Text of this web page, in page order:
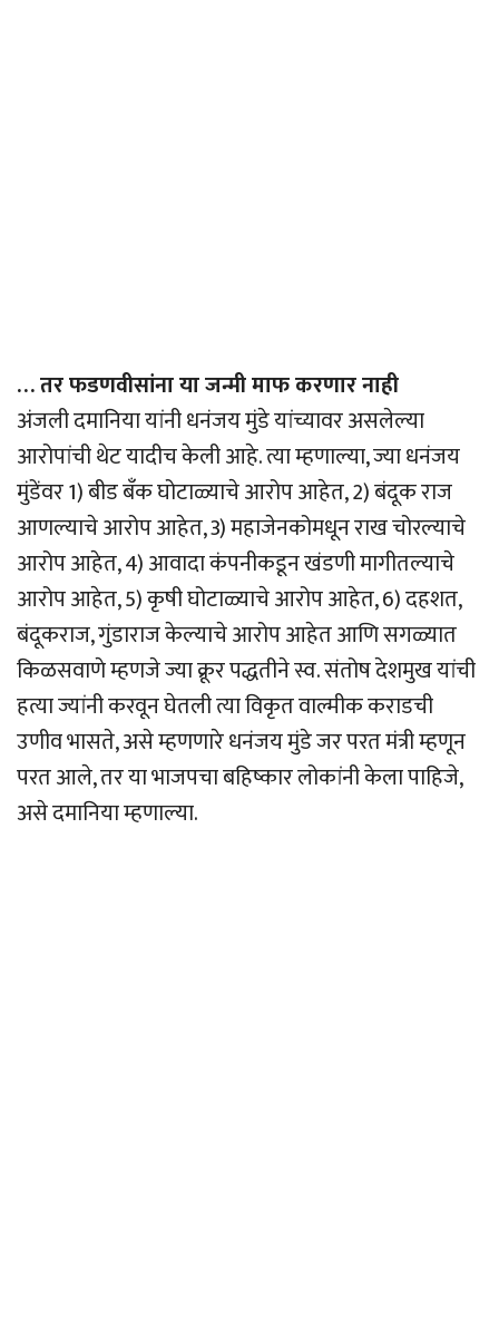
… तर फडणवीसांना या जन्मी माफ करणार नाही
अंजली दमानिया यांनी धनंजय मुंडे यांच्यावर असलेल्या
आरोपांची थेट यादीच केली आहे. त्या म्हणाल्या, ज्या धनंजय
मुंडेंवर 1) बीड बँक घोटाळ्याचे आरोप आहेत, 2) बंदूक राज
आणल्याचे आरोप आहेत, 3) महाजेनकोमधून राख चोरल्याचे
आरोप आहेत, 4) आवादा कंपनीकडून खंडणी मागीतल्याचे
आरोप आहेत, 5) कृषी घोटाळ्याचे आरोप आहेत, 6) दहशत,
बंदूकराज, गुंडाराज केल्याचे आरोप आहेत आणि सगळ्यात
किळसवाणे म्हणजे ज्या क्रूर पद्धतीने स्व. संतोष देशमुख यांची
हत्या ज्यांनी करवून घेतली त्या विकृत वाल्मीक कराडची
उणीव भासते, असे म्हणणारे धनंजय मुंडे जर परत मंत्री म्हणून
परत आले, तर या भाजपचा बहिष्कार लोकांनी केला पाहिजे,
असे दमानिया म्हणाल्या.